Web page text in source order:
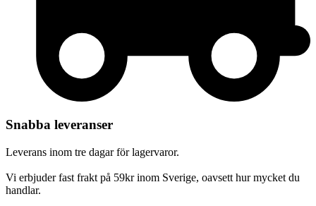
Snabba leveranser
Leverans inom tre dagar för lagervaror.
Vi erbjuder fast frakt på 59kr inom Sverige, oavsett hur mycket du
handlar.